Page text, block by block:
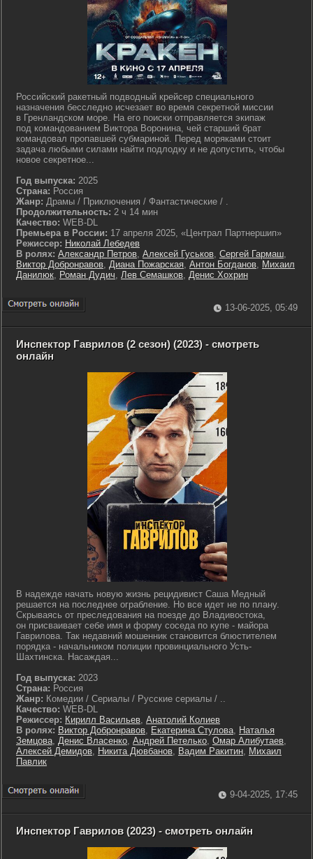
Российский ракетный подводный крейсер специального
назначения бесследно исчезает во время секретной миссии
в Гренландском море. На его поиски отправляется экипаж
под командованием Виктора Воронина, чей старший брат
командовал пропавшей субмариной. Перед моряками стоит
задача любыми силами найти подлодку и не допустить, чтобы
новое секретное...
Год выпуска: 2025
Страна: Россия
Жанр: Драмы / Приключения / Фантастические / .
Продолжительность: 2 ч 14 мин
Качество: WEB-DL
Премьера в России: 17 апреля 2025, «Централ Партнершип»
Режиссер: Николай Лебедев
В ролях: Александр Петров, Алексей Гуськов, Сергей Гармаш,
Виктор Добронравов, Диана Пожарская, Антон Богданов, Михаил
Данилюк, Роман Дудич, Лев Семашков, Денис Хохрин
13-06-2025, 05:49
Инспектор Гаврилов (2 сезон) (2023) - смотреть
онлайн
В надежде начать новую жизнь рецидивист Саша Медный
решается на последнее ограбление. Но все идет не по плану.
Скрываясь от преследования на поезде до Владивостока,
он присваивает себе имя и форму соседа по купе - майора
Гаврилова. Так недавний мошенник становится блюстителем
порядка - начальником полиции провинциального Усть-
Шахтинска. Насаждая...
Год выпуска: 2023
Страна: Россия
Жанр: Комедии / Сериалы / Русские сериалы / ..
Качество: WEB-DL
Режиссер: Кирилл Васильев, Анатолий Колиев
В ролях: Виктор Добронравов, Екатерина Стулова, Наталья
Земцова, Денис Власенко, Андрей Петелько, Омар Алибутаев,
Алексей Демидов, Никита Дювбанов, Вадим Ракитин, Михаил
Павлик
9-04-2025, 17:45
Инспектор Гаврилов (2023) - смотреть онлайн